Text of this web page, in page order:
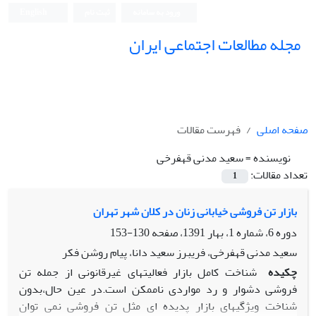
مجله مطالعات اجتماعی ایران
صفحه اصلی
فهرست مقالات
نویسنده =سعید مدنی قهفرخی
تعداد مقالات:
1
بازار تن فروشی خیابانی زنان در کلان شهر تهران
دوره 6، شماره 1، بهار 1391، صفحه
130-153
سعید مدنی قهفرخی، فریبرز سعید دانا، پیام روشن فکر
چکیده شناخت کامل بازار فعالیتهای غیرقانونی از جمله تن
فروشی دشوار و رد مواردی ناممکن است.در عین حال،بدون
شناخت ویژگیهای بازار پدیده ای مثل تن فروشی نمی توان